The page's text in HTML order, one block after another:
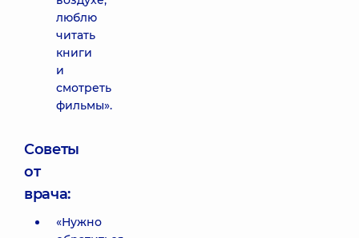
люблю
читать
книги
и
смотреть
фильмы».
Советы
от
врача:
«Нужно